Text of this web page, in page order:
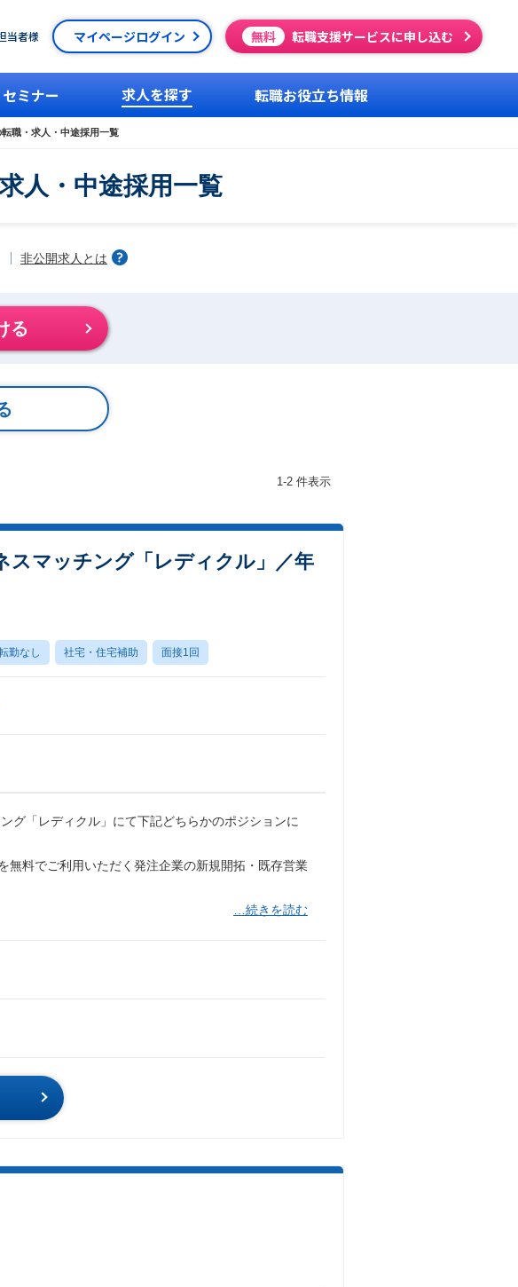
当者様 マイページログイン 無料 転職支援サービスに申し込む
ミナー 求人を探す 転職お役立ち情報
職・求人・中途採用一覧
人・中途採用一覧
非公開求人とは
る
1-2 件表示
スマッチング「レディクル」／年
勤なし 社宅・住宅補助 面接1回
グ「レディクル」にて下記どちらかのポジションに
でご利用いただく発注企業の新規開拓・既存営業
…続きを読む